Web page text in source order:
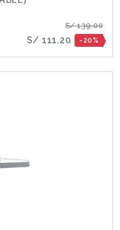
S/ 139.00
S/ 111.20 -20%